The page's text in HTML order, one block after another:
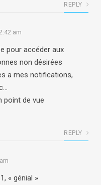
REPLY
am
pour accéder aux
non désirées
a mes notifications,
point de vue
REPLY
« génial »